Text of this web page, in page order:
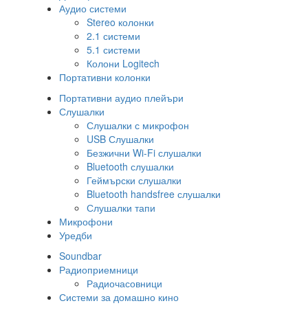
Аудио системи
Stereo колонки
2.1 системи
5.1 системи
Колони Logitech
Портативни колонки
Портативни аудио плейъри
Слушалки
Слушалки с микрофон
USB Слушалки
Безжични Wi-Fi слушалки
Bluetooth слушалки
Геймърски слушалки
Bluetooth handsfree слушалки
Слушалки тапи
Микрофони
Уредби
Soundbar
Радиоприемници
Радиочасовници
Системи за домашно кино